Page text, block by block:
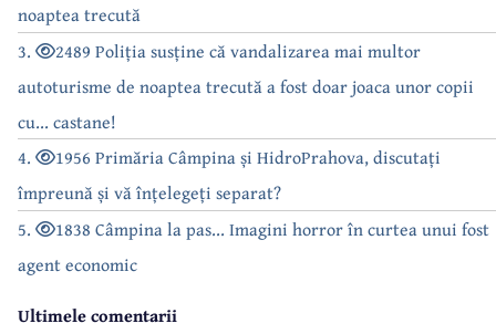
noaptea trecută
3.
2489 Poliția susține că vandalizarea mai multor
autoturisme de noaptea trecută a fost doar joaca unor copii
cu... castane!
4.
1956 Primăria Câmpina și HidroPrahova, discutați
împreună și vă înțelegeți separat?
5.
1838 Câmpina la pas... Imagini horror în curtea unui fost
agent economic
Ultimele comentarii